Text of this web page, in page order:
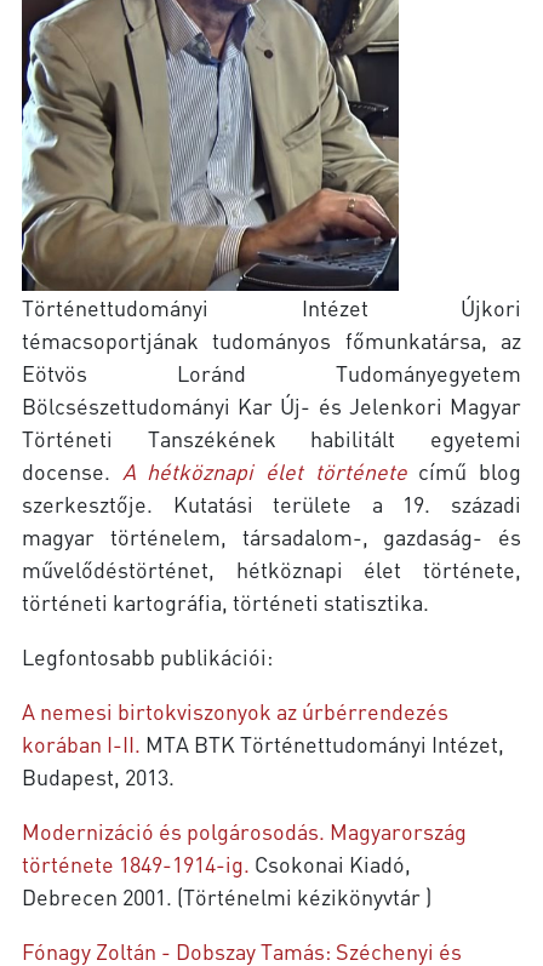
Történettudományi Intézet Újkori
témacsoportjának tudományos főmunkatársa, az
Eötvös Loránd Tudományegyetem
Bölcsészettudományi Kar Új- és Jelenkori Magyar
Történeti Tanszékének habilitált egyetemi
docense. A hétköznapi élet története című blog
szerkesztője. Kutatási területe a 19. századi
magyar történelem, társadalom-, gazdaság- és
művelődéstörténet, hétköznapi élet története,
történeti kartográfia, történeti statisztika.
Legfontosabb publikációi:
A nemesi birtokviszonyok az úrbérrendezés
korában I-II. MTA BTK Történettudományi Intézet,
Budapest, 2013.
Modernizáció és polgárosodás. Magyarország
története 1849-1914-ig. Csokonai Kiadó,
Debrecen 2001. (Történelmi kézikönyvtár )
Fónagy Zoltán - Dobszay Tamás: Széchenyi és